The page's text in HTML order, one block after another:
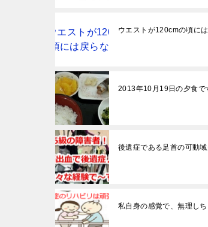
ウエストが120cmの頃に
2013年10月19日の夕食で
後遺症である足首の可動
私自身の感覚で、無理し